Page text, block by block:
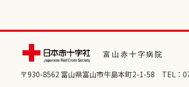
〒930-8562 富⼭県富⼭市⽜島本町2-1-58 TEL：